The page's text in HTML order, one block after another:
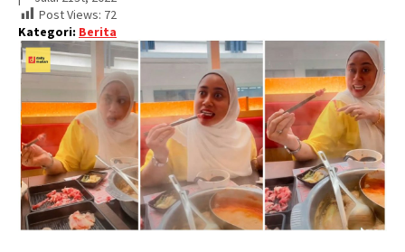
Post Views: 72
Kategori: Berita